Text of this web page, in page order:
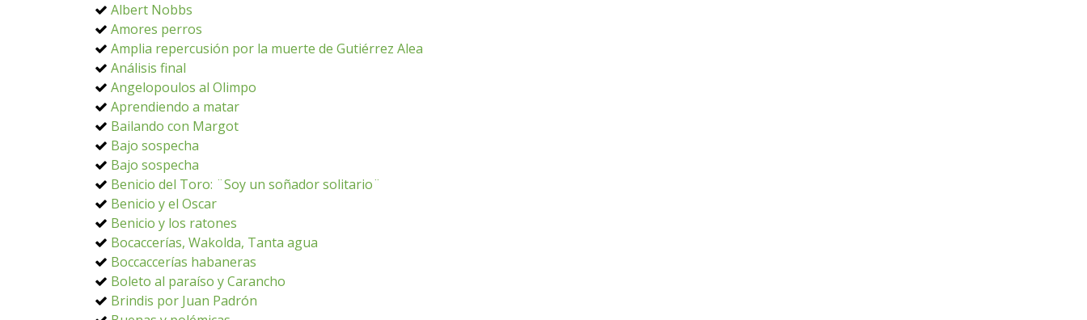
Albert Nobbs
Amores perros
Amplia repercusión por la muerte de Gutiérrez Alea
Análisis final
Angelopoulos al Olimpo
Aprendiendo a matar
Bailando con Margot
Bajo sospecha
Bajo sospecha
Benicio del Toro: ¨Soy un soñador solitario¨
Benicio y el Oscar
Benicio y los ratones
Bocaccerías, Wakolda, Tanta agua
Boccaccerías habaneras
Boleto al paraíso y Carancho
Brindis por Juan Padrón